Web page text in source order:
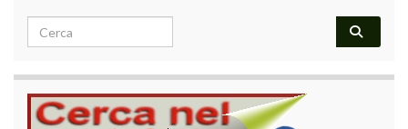
Search for: